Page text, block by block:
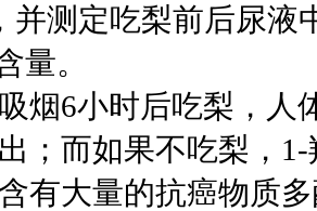
并测定吃梨前后尿液
量。
烟6小时后吃梨，人
；而如果不吃梨，
有大量的抗癌物质